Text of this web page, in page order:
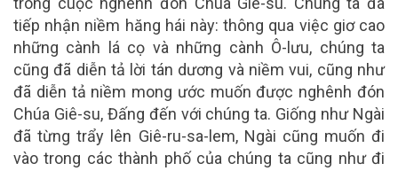
tiếp nhận niềm hăng hái này: thông qua việc giơ cao
những cành lá cọ và những cành Ô-lưu, chúng ta
cũng đã diễn tả lời tán dương và niềm vui, cũng như
đã diễn tả niềm mong ước muốn được nghênh đón
Chúa Giê-su, Đấng đến với chúng ta. Giống như Ngài
đã từng trẩy lên Giê-ru-sa-lem, Ngài cũng muốn đi
vào trong các thành phố của chúng ta cũng như đi